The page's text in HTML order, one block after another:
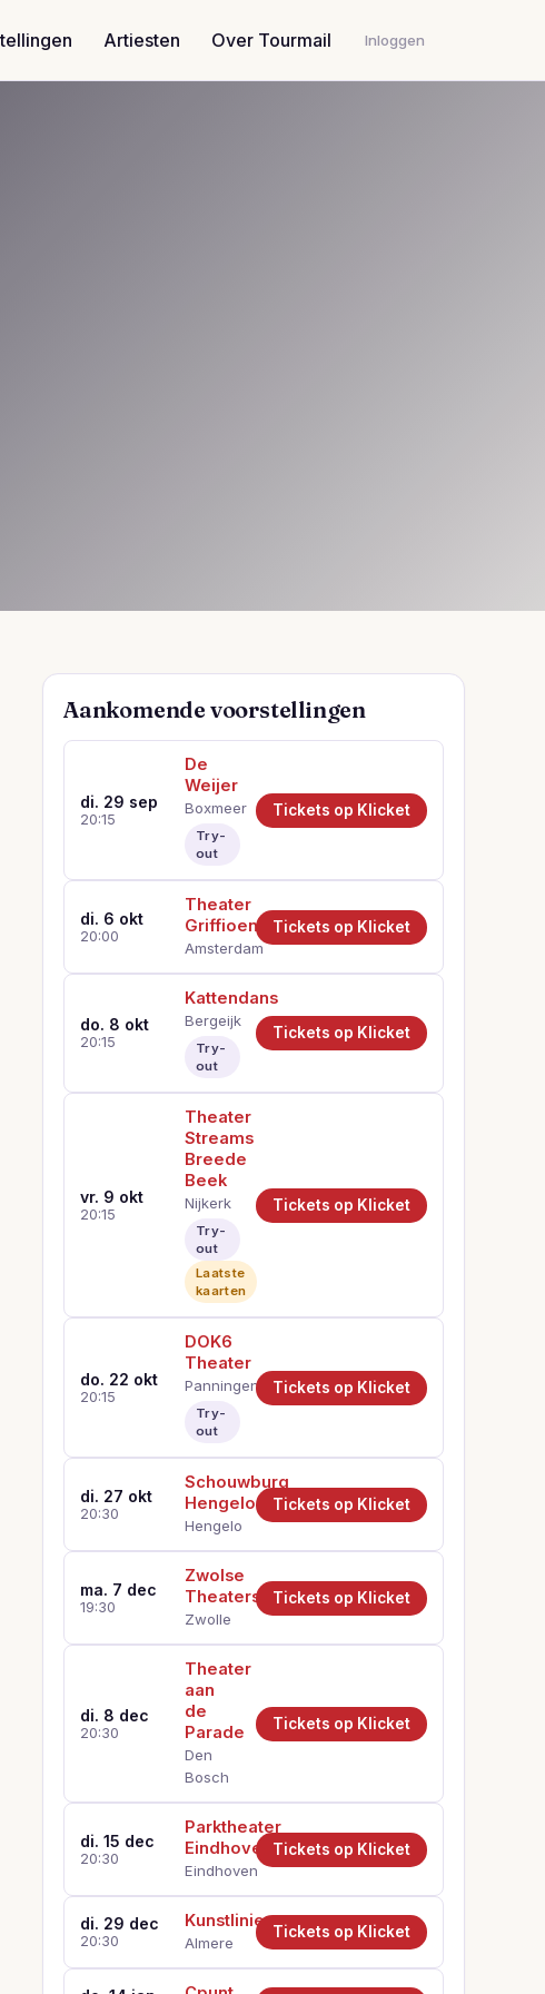
Artiesten Over Tourmail Inloggen
Aankomende voorstellingen
di. 29 sep
20:15
De
Weijer
Boxmeer
Try-
out
Tickets op Klicket
di. 6 okt
20:00
Theater
Griffioen
Amsterdam
Tickets op Klicket
do. 8 okt
20:15
Kattendans
Bergeijk
Try-
out
Tickets op Klicket
vr. 9 okt
20:15
Theater
Streams
Breede
Beek
Nijkerk
Try-
out
Laatste
kaarten
Tickets op Klicket
do. 22 okt
20:15
DOK6
Theater
Panningen
Try-
out
Tickets op Klicket
di. 27 okt
20:30
Schouwburg
Hengelo
Hengelo
Tickets op Klicket
ma. 7 dec
19:30
Zwolse
Theaters
Zwolle
Tickets op Klicket
di. 8 dec
20:30
Theater
aan
de
Parade
Den
Bosch
Tickets op Klicket
di. 15 dec
20:30
Parktheater
Eindhoven
Eindhoven
Tickets op Klicket
di. 29 dec
20:30
Kunstlinie
Almere
Tickets op Klicket